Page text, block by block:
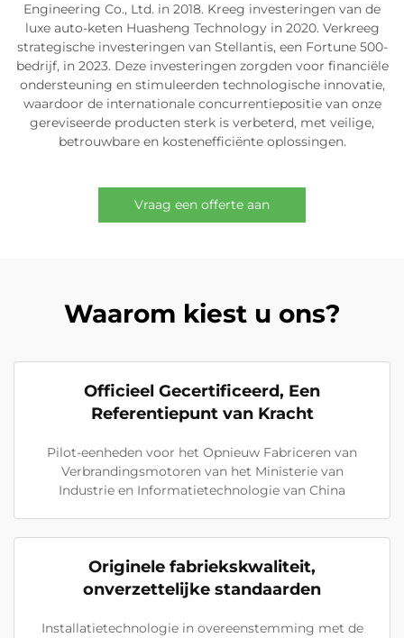
Engineering Co., Ltd. in 2018. Kreeg investeringen van de
luxe auto-keten Huasheng Technology in 2020. Verkreeg
strategische investeringen van Stellantis, een Fortune 500-
bedrijf, in 2023. Deze investeringen zorgden voor financiële
ondersteuning en stimuleerden technologische innovatie,
waardoor de internationale concurrentiepositie van onze
gereviseerde producten sterk is verbeterd, met veilige,
betrouwbare en kostenefficiënte oplossingen.
Vraag een offerte aan
Waarom kiest u ons?
Officieel Gecertificeerd, Een
Referentiepunt van Kracht
Pilot-eenheden voor het Opnieuw Fabriceren van
Verbrandingsmotoren van het Ministerie van
Industrie en Informatietechnologie van China
Originele fabriekskwaliteit,
onverzettelijke standaarden
Installatietechnologie in overeenstemming met de